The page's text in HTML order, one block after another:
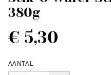
380g
€ 5,30
AANTAL